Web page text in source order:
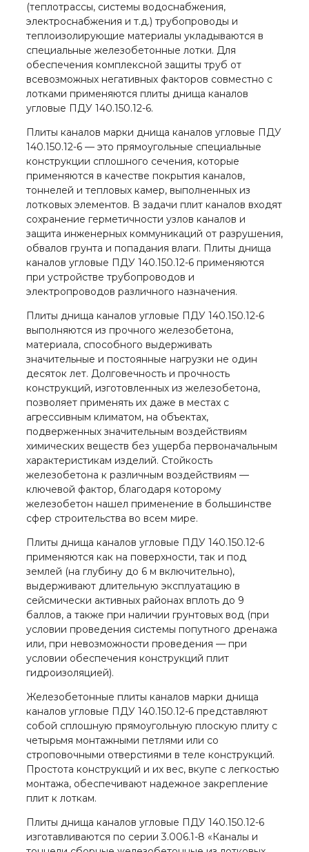
(теплотрассы, системы водоснабжения,
электроснабжения и т.д.) трубопроводы и
теплоизолирующие материалы укладываются в
специальные железобетонные лотки. Для
обеспечения комплексной защиты труб от
всевозможных негативных факторов совместно с
лотками применяются плиты днища каналов
угловые ПДУ 140.150.12-6.
Плиты каналов марки днища каналов угловые ПДУ
140.150.12-6 — это прямоугольные специальные
конструкции сплошного сечения, которые
применяются в качестве покрытия каналов,
тоннелей и тепловых камер, выполненных из
лотковых элементов. В задачи плит каналов входят
сохранение герметичности узлов каналов и
защита инженерных коммуникаций от разрушения,
обвалов грунта и попадания влаги. Плиты днища
каналов угловые ПДУ 140.150.12-6 применяются
при устройстве трубопроводов и
электропроводов различного назначения.
Плиты днища каналов угловые ПДУ 140.150.12-6
выполняются из прочного железобетона,
материала, способного выдерживать
значительные и постоянные нагрузки не один
десяток лет. Долговечность и прочность
конструкций, изготовленных из железобетона,
позволяет применять их даже в местах с
агрессивным климатом, на объектах,
подверженных значительным воздействиям
химических веществ без ущерба первоначальным
характеристикам изделий. Стойкость
железобетона к различным воздействиям —
ключевой фактор, благодаря которому
железобетон нашел применение в большинстве
сфер строительства во всем мире.
Плиты днища каналов угловые ПДУ 140.150.12-6
применяются как на поверхности, так и под
землей (на глубину до 6 м включительно),
выдерживают длительную эксплуатацию в
сейсмически активных районах вплоть до 9
баллов, а также при наличии грунтовых вод (при
условии проведения системы попутного дренажа
или, при невозможности проведения — при
условии обеспечения конструкций плит
гидроизоляцией).
Железобетонные плиты каналов марки днища
каналов угловые ПДУ 140.150.12-6 представляют
собой сплошную прямоугольную плоскую плиту с
четырьмя монтажными петлями или со
строповочными отверстиями в теле конструкций.
Простота конструкций и их вес, вкупе с легкостью
монтажа, обеспечивают надежное закрепление
плит к лоткам.
Плиты днища каналов угловые ПДУ 140.150.12-6
изготавливаются по серии 3.006.1-8 «Каналы и